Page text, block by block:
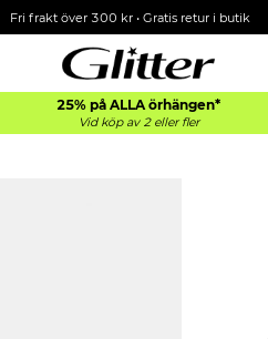
Fri frakt över 300 kr• Gratis retur i butik
25% på ALLA örhängen*
Vid köp av 2 eller fler